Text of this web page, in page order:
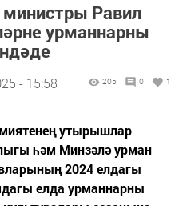
Равил
урманнарны
- 15:58 205 0 1
утырышлар
һәм Минзәлә урман
2024 елдагы
елда урманнарны